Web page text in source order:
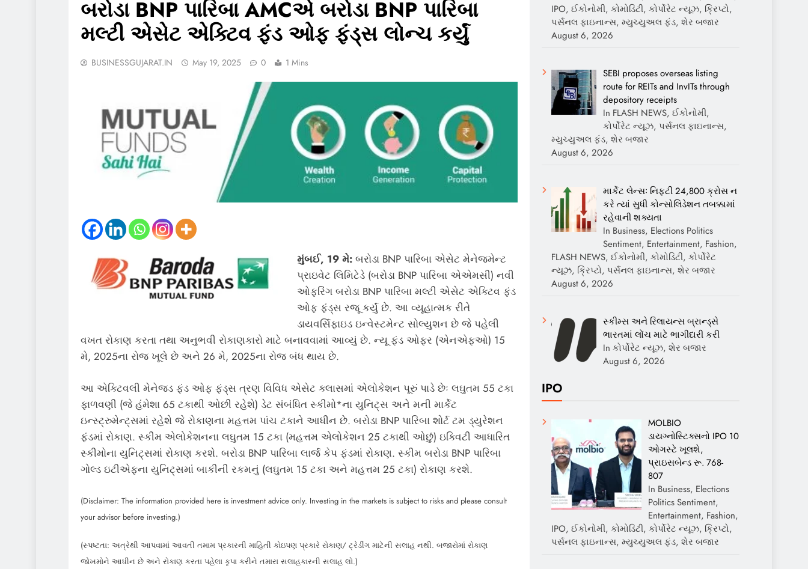
બરોડા BNP પારિબા AMCએ બરોડા BNP પારિબા
મલ્ટી એસેટ એક્ટિવ ફંડ ઓફ ફંડ્સ લોન્ચ કર્યું
BUSINESSGUJARAT.IN May 19, 2025 0 1 Mins
મુંબઈ, 19 મે: બરોડા BNP પારિબા એસેટ મેનેજમેન્ટ
પ્રાઇવેટ લિમિટેડે (બરોડા BNP પારિબા એએમસી) નવી
ઓફરિંગ બરોડા BNP પારિબા મલ્ટી એસેટ એક્ટિવ ફંડ
ઓફ ફંડ્સ રજૂ કર્યું છે. આ વ્યૂહાત્મક રીતે
ડાયવર્સિફાઇડ ઇન્વેસ્ટમેન્ટ સોલ્યુશન છે જે પહેલી
વખત રોકાણ કરતા તથા અનુભવી રોકાણકારો માટે બનાવવામાં આવ્યું છે. ન્યૂ ફંડ ઓફર (એનએફઓ) 15
મે, 2025ના રોજ ખૂલે છે અને 26 મે, 2025ના રોજ બંધ થાય છે.
આ એક્ટિવલી મેનેજ્ડ ફંડ ઓફ ફંડ્સ ત્રણ વિવિધ એસેટ ક્લાસમાં એલોકેશન પૂરું પાડે છેઃ લઘુતમ 55 ટકા
ફાળવણી (જે હંમેશા 65 ટકાથી ઓછી રહેશે) ડેટ સંબંધિત સ્કીમો*ના યુનિટ્સ અને મની માર્કેટ
ઇન્સ્ટ્રુમેન્ટ્સમાં રહેશે જે રોકાણના મહત્તમ પાંચ ટકાને આધીન છે. બરોડા BNP પારિબા શોર્ટ ટમ ડ્યુરેશન
ફંડમાં રોકાણ. સ્કીમ એલોકેશનના લઘુતમ 15 ટકા (મહત્તમ એલોકેશન 25 ટકાથી ઓછું) ઇક્વિટી આધારિત
સ્કીમોના યુનિટ્સમાં રોકાણ કરશે. બરોડા BNP પારિબા લાર્જ કેપ ફંડમાં રોકાણ. સ્કીમ બરોડા BNP પારિબા
ગોલ્ડ ઇટીએફના યુનિટ્સમાં બાકીની રકમનું (લઘુતમ 15 ટકા અને મહત્તમ 25 ટકા) રોકાણ કરશે.
(Disclaimer: The information provided here is investment advice only. Investing in the markets is subject to risks and please consult
your advisor before investing.)
(સ્પષ્ટતા: અત્રેથી આપવામાં આવતી તમામ પ્રકારની માહિતી કોઇપણ પ્રકારે રોકાણ/ ટ્રેડીંગ માટેની સલાહ નથી. બજારોમાં રોકાણ
જોખમોને આધીન છે અને રોકાણ કરતા પહેલા કૃપા કરીને તમારા સલાહકારની સલાહ લો.)
IPO, ઈકોનોમી, કોમોડિટી, કોર્પોરેટ ન્યૂઝ, ક્રિપ્ટો,
પર્સનલ ફાઇનાન્સ, મ્યુચ્યુઅલ ફંડ, શેર બજાર
August 6, 2026
SEBI proposes overseas listing
route for REITs and InvITs through
depository receipts
In FLASH NEWS, ઈકોનોમી,
કોર્પોરેટ ન્યૂઝ, પર્સનલ ફાઇનાન્સ,
મ્યુચ્યુઅલ ફંડ, શેર બજાર
August 6, 2026
માર્કેટ લેન્સઃ નિફ્ટી 24,800 ક્રોસ ન
કરે ત્યાં સુધી કોન્સોલિડેશન તબક્કામાં
રહેવાની શક્યતા
In Business, Elections Politics
Sentiment, Entertainment, Fashion,
FLASH NEWS, ઈકોનોમી, કોમોડિટી, કોર્પોરેટ
ન્યૂઝ, ક્રિપ્ટો, પર્સનલ ફાઇનાન્સ, શેર બજાર
August 6, 2026
સ્કીમ્સ અને રિલાયન્સ બ્રાન્ડ્સે
ભારતમાં લોંચ માટે ભાગીદારી કરી
In કોર્પોરેટ ન્યૂઝ, શેર બજાર
August 6, 2026
IPO
MOLBIO
ડાયગ્નોસ્ટિક્સનો IPO 10
ઓગસ્ટે ખૂલશે,
પ્રાઇસબેન્ડ રૂ. 768-
807
In Business, Elections
Politics Sentiment,
Entertainment, Fashion,
IPO, ઈકોનોમી, કોમોડિટી, કોર્પોરેટ ન્યૂઝ, ક્રિપ્ટો,
પર્સનલ ફાઇનાન્સ, મ્યુચ્યુઅલ ફંડ, શેર બજાર